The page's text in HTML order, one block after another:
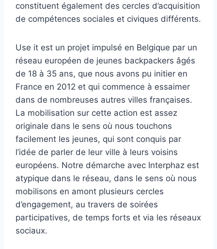
constituent également des cercles d’acquisition
de compétences sociales et civiques différents.
Use it est un projet impulsé en Belgique par un
réseau européen de jeunes backpackers âgés
de 18 à 35 ans, que nous avons pu initier en
France en 2012 et qui commence à essaimer
dans de nombreuses autres villes françaises.
La mobilisation sur cette action est assez
originale dans le sens où nous touchons
facilement les jeunes, qui sont conquis par
l’idée de parler de leur ville à leurs voisins
européens. Notre démarche avec Interphaz est
atypique dans le réseau, dans le sens où nous
mobilisons en amont plusieurs cercles
d’engagement, au travers de soirées
participatives, de temps forts et via les réseaux
sociaux.